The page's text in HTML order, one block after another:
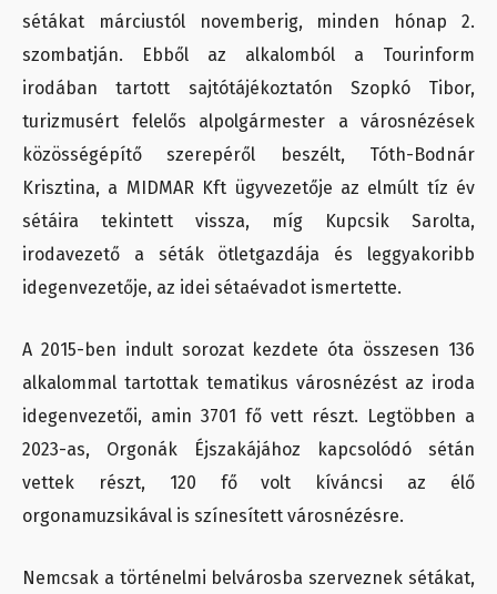
sétákat márciustól novemberig, minden hónap 2.
szombatján. Ebből az alkalomból a Tourinform
irodában tartott sajtótájékoztatón Szopkó Tibor,
turizmusért felelős alpolgármester a városnézések
közösségépítő szerepéről beszélt, Tóth-Bodnár
Krisztina, a MIDMAR Kft ügyvezetője az elmúlt tíz év
sétáira tekintett vissza, míg Kupcsik Sarolta,
irodavezető a séták ötletgazdája és leggyakoribb
idegenvezetője, az idei sétaévadot ismertette.
A 2015-ben indult sorozat kezdete óta összesen 136
alkalommal tartottak tematikus városnézést az iroda
idegenvezetői, amin 3701 fő vett részt. Legtöbben a
2023-as, Orgonák Éjszakájához kapcsolódó sétán
vettek részt, 120 fő volt kíváncsi az élő
orgonamuzsikával is színesített városnézésre.
Nemcsak a történelmi belvárosba szerveznek sétákat,